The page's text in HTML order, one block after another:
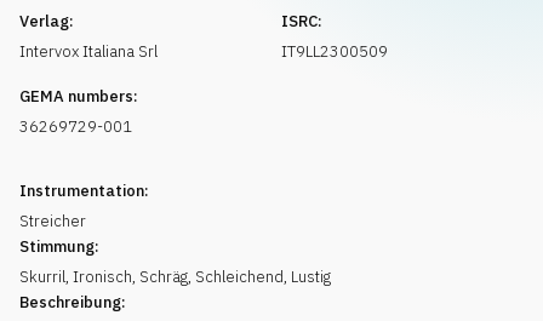
Verlag:
Intervox Italiana Srl
ISRC:
IT9LL2300509
GEMA numbers:
36269729-001
Instrumentation:
Streicher
Stimmung:
Skurril, Ironisch, Schräg, Schleichend, Lustig
Beschreibung: